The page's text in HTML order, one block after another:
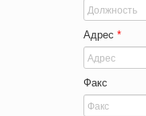
Адрес *
Факс